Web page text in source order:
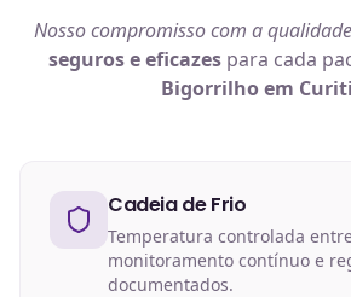
Nosso compromisso com a qualidade
seguros e eficazespara cada
Bigorrilho em
Cadeia de Frio
Temperatura controlada entre
monitoramento contínuo e
documentados.